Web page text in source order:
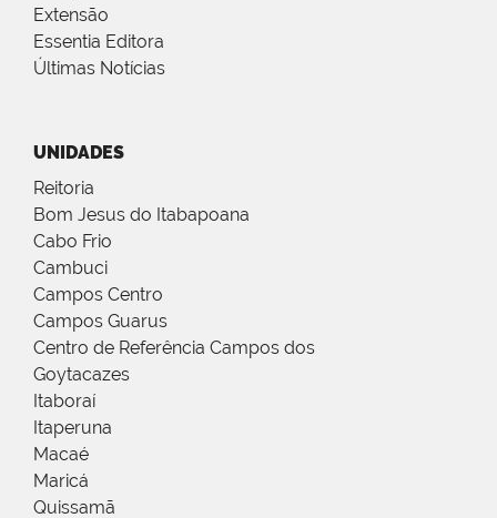
Extensão
Essentia Editora
Últimas Notícias
UNIDADES
Reitoria
Bom Jesus do Itabapoana
Cabo Frio
Cambuci
Campos Centro
Campos Guarus
Centro de Referência Campos dos
Goytacazes
Itaboraí
Itaperuna
Macaé
Maricá
Quissamã